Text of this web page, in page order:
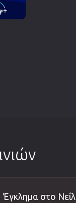
Έγκλημα στο